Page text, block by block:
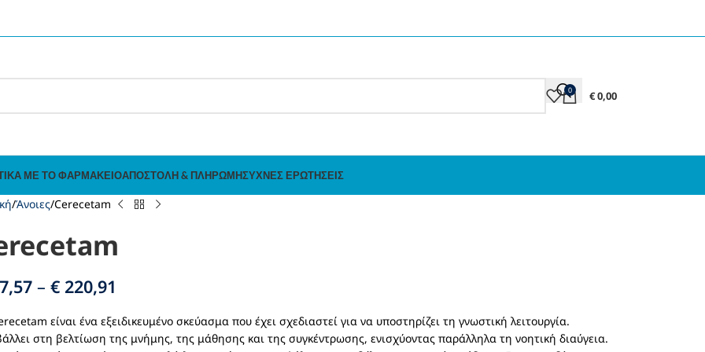
0 €0,00
ΜΕ ΤΟ ΦΑΡΜΑΚΕΊΟΑΠΟΣΤΟΛΉ & ΠΛΗΡΩΜΉΣΥΧΝΈΣ ΕΡΩΤΉΣΕΙΣ
Άνοιες Cerecetam
– € 220,91
είναι ένα εξειδικευμένο σκεύασμα που έχει σχεδιαστεί για να υποστηρίζει τη γνωστική λειτουργία.
στη βελτίωση της μνήμης, της μάθησης και της συγκέντρωσης, ενισχύοντας παράλληλα τη νοητική διαύγεια.